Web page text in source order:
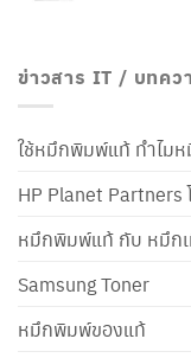
ข่าวสาร IT / บทคว
ใช้หมึกพิมพ์แท้ ทำไมห
HP Planet Partners
หมึกพิมพ์แท้ กับ หมึกเ
Samsung Toner
หมึกพิมพ์ของแท้